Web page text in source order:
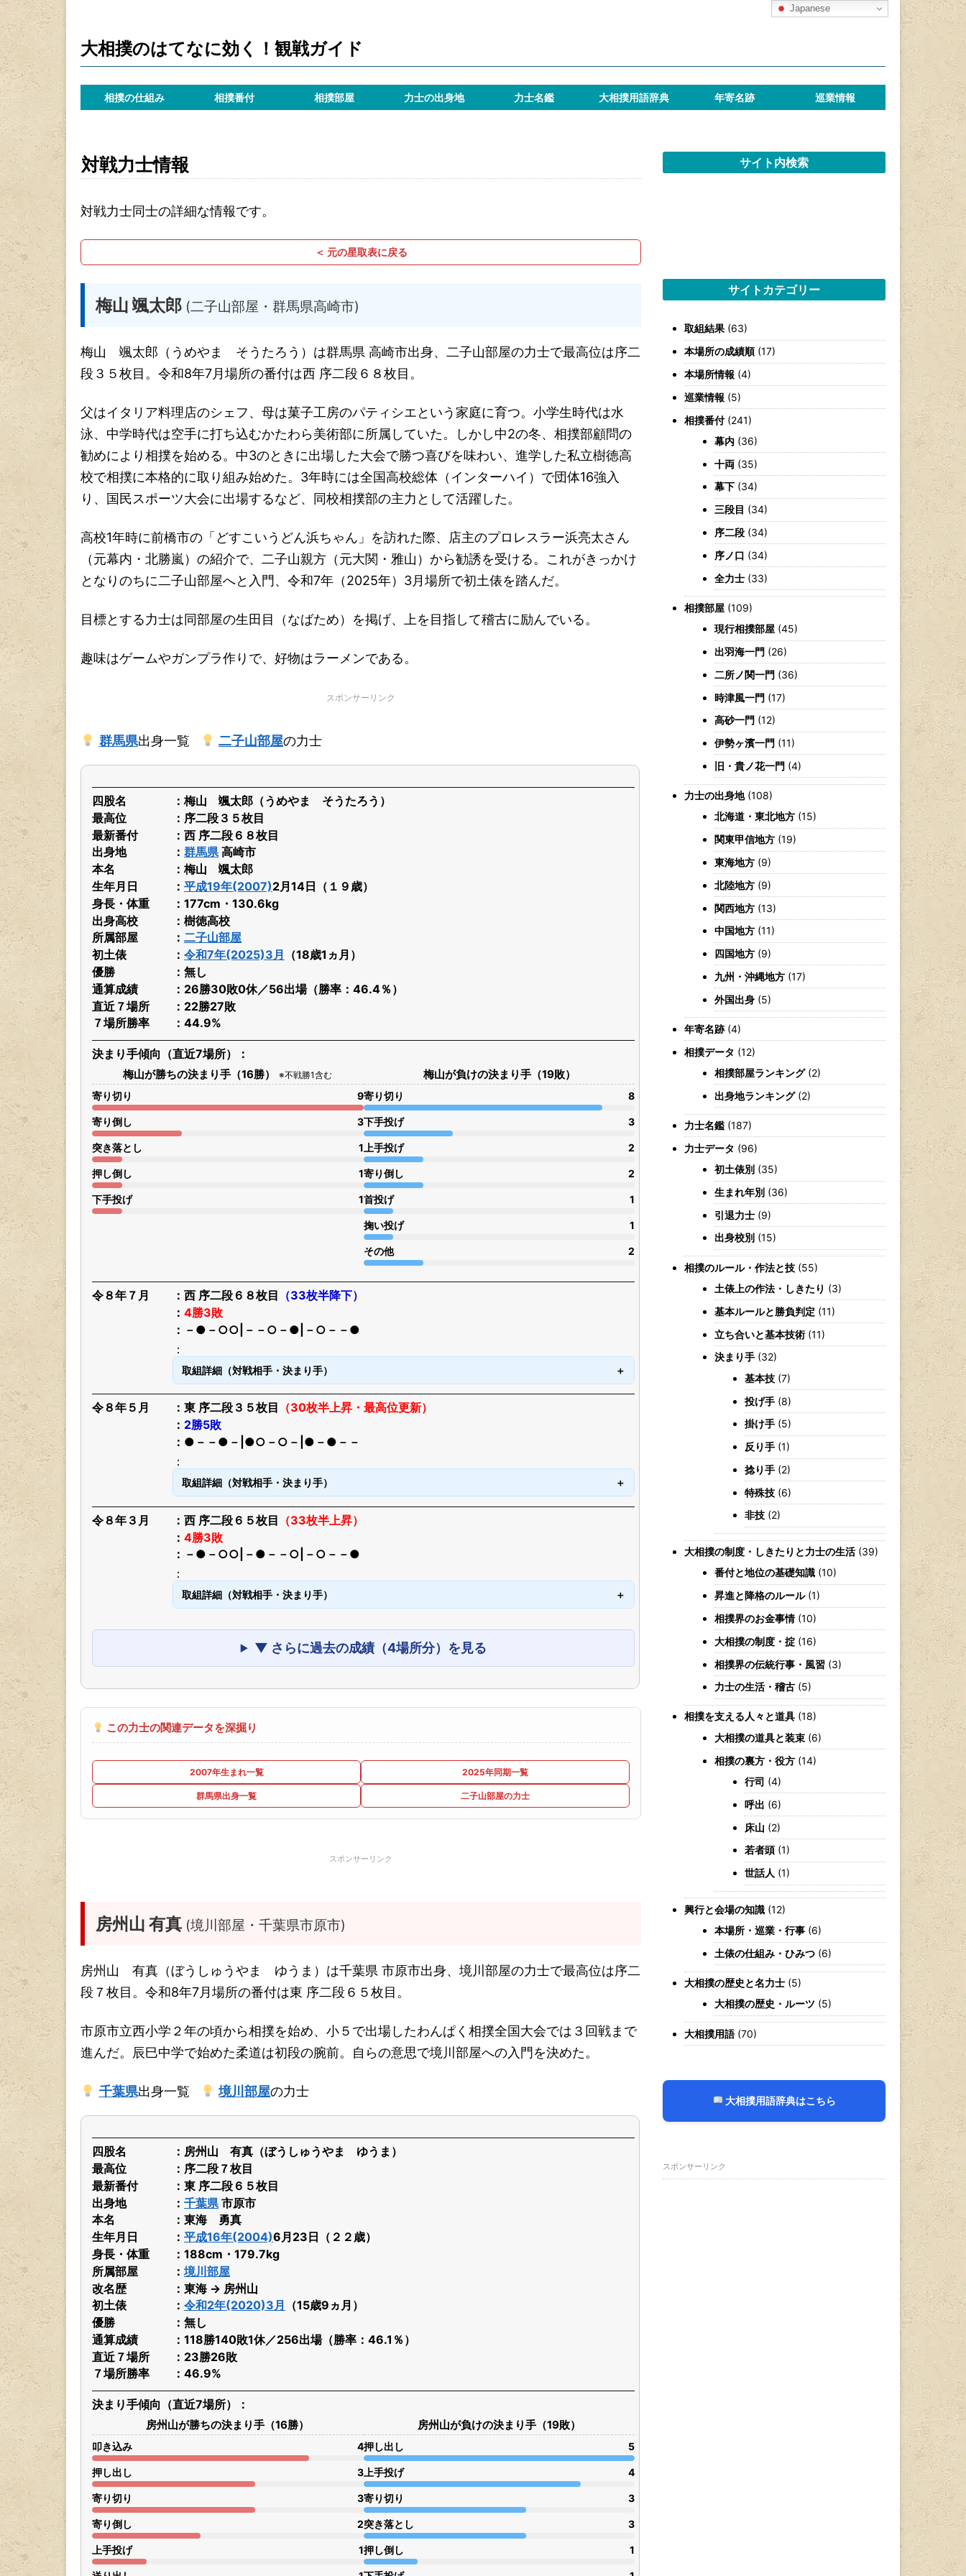
大相撲のはてなに効く！観戦ガイド
相撲の仕組み 相撲番付 相撲部屋 力士の出身地 力士名鑑 大相撲用語辞典 年寄名跡 巡業情報
対戦力士情報
対戦力士同士の詳細な情報です。
＜ 元の星取表に戻る
梅山 颯太郎 (二子山部屋・群馬県高崎市)
梅山 颯太郎（うめやま そうたろう）は群馬県 高崎市出身、二子山部屋の力士で最高位は序二
段３５枚目。令和8年7月場所の番付は西 序二段６８枚目。
父はイタリア料理店のシェフ、母は菓子工房のパティシエという家庭に育つ。小学生時代は水
泳、中学時代は空手に打ち込むかたわら美術部に所属していた。しかし中2の冬、相撲部顧問の
勧めにより相撲を始める。中3のときに出場した大会で勝つ喜びを味わい、進学した私立樹徳高
校で相撲に本格的に取り組み始めた。3年時には全国高校総体（インターハイ）で団体16強入
り、国民スポーツ大会に出場するなど、同校相撲部の主力として活躍した。
高校1年時に前橋市の「どすこいうどん浜ちゃん」を訪れた際、店主のプロレスラー浜亮太さん
（元幕内・北勝嵐）の紹介で、二子山親方（元大関・雅山）から勧誘を受ける。これがきっかけ
となりのちに二子山部屋へと入門、令和7年（2025年）3月場所で初土俵を踏んだ。
目標とする力士は同部屋の生田目（なばため）を掲げ、上を目指して稽古に励んでいる。
趣味はゲームやガンプラ作りで、好物はラーメンである。
スポンサーリンク
群馬県出身一覧 二子山部屋の力士
四股名
梅山 颯太郎（うめやま そうたろう）
最高位
序二段３５枚目
最新番付
西 序二段６８枚目
出身地
群馬県高崎市
本名
梅山 颯太郎
生年月日
平成19年(2007)2月14日（１９歳）
身長・体重
177cm・130.6kg
出身高校
樹徳高校
所属部屋
二子山部屋
初土俵
令和7年(2025)3月
（18歳1ヵ月）
優勝
無し
通算成績
26勝30敗0休／56出場（勝率：46.4％）
直近７場所
22勝27敗
７場所勝率
44.9%
決まり手傾向（直近7場所）
梅山が勝ちの決まり手（16勝） ※不戦勝1含む
寄り切り 9
寄り倒し 3
突き落とし 1
押し倒し 1
下手投げ 1
梅山が負けの決まり手（19敗）
寄り切り 8
下手投げ 3
上手投げ 2
寄り倒し 2
首投げ 1
掬い投げ 1
その他 2
令８年７月 西 序二段６８枚目 （33枚半降下）
4勝3敗
－●－○○|－－○－●|－○－－●
取組詳細（対戦相手・決まり手）
令８年５月 東 序二段３５枚目 （30枚半上昇・最高位更新）
2勝5敗
●－－●－|●○－○－|●－●－－
取組詳細（対戦相手・決まり手）
令８年３月 西 序二段６５枚目 （33枚半上昇）
4勝3敗
－●－○○|－●－－○|－○－－●
取組詳細（対戦相手・決まり手）
▼ さらに過去の成績（4場所分）を見る
この力士の関連データを深掘り
2007年生まれ一覧 2025年同期一覧
群馬県出身一覧 二子山部屋の力士
スポンサーリンク
房州山 有真 (境川部屋・千葉県市原市)
房州山 有真（ぼうしゅうやま ゆうま）は千葉県 市原市出身、境川部屋の力士で最高位は序二
段７枚目。令和8年7月場所の番付は東 序二段６５枚目。
市原市立西小学２年の頃から相撲を始め、小５で出場したわんぱく相撲全国大会では３回戦まで
進んだ。辰巳中学で始めた柔道は初段の腕前。自らの意思で境川部屋への入門を決めた。
千葉県出身一覧 境川部屋の力士
四股名
房州山 有真（ぼうしゅうやま ゆうま）
最高位
序二段７枚目
最新番付
東 序二段６５枚目
出身地
千葉県 市原市
本名
東海 勇真
生年月日
平成16年(2004)6月23日（２２歳）
身長・体重
188cm・179.7kg
所属部屋
境川部屋
改名歴
東海 → 房州山
初土俵
令和2年(2020)3月
（15歳9ヵ月）
優勝
無し
通算成績
118勝140敗1休／256出場（勝率：46.1％）
直近７場所
23勝26敗
７場所勝率
46.9%
決まり手傾向（直近7場所）
房州山が勝ちの決まり手（16勝）
叩き込み 4
押し出し 3
寄り切り 3
寄り倒し 2
上手投げ 1
房州山が負けの決まり手（19敗）
押し出し 5
上手投げ 4
寄り切り 3
突き落とし 3
押し倒し 1
サイト内検索
サイトカテゴリー
取組結果 (63)
本場所の成績順(17)
本場所情報 (4)
巡業情報 (5)
相撲番付(241)
幕内 (36)
十両 (35)
幕下 (34)
三段目 (34)
序二段 (34)
序ノ口 (34)
全力士 (33)
相撲部屋 (109)
現行相撲部屋 (45)
出羽海一門 (26)
二所ノ関一門 (36)
時津風一門 (17)
高砂一門 (12)
伊勢ヶ濱一門 (11)
旧・貴ノ花一門 (4)
力士の出身地(108)
北海道・東北地方 (15)
関東甲信地方 (19)
東海地方 (9)
北陸地方 (9)
関西地方 (13)
中国地方 (11)
四国地方 (9)
九州・沖縄地方 (17)
外国出身 (5)
年寄名跡(4)
相撲データ (12)
相撲部屋ランキング(2)
出身地ランキング(2)
力士名鑑 (187)
力士データ (96)
初土俵別 (35)
生まれ年別 (36)
引退力士 (9)
出身校別 (15)
相撲のルール・作法と技 (55)
土俵上の作法・しきたり (3)
基本ルールと勝負判定 (11)
立ち合いと基本技術 (11)
決まり手 (32)
基本技 (7)
投げ手 (8)
掛け手 (5)
反り手 (1)
捻り手 (2)
特殊技 (6)
非技 (2)
大相撲の制度・しきたりと力士の生活 (39)
番付と地位の基礎知識 (10)
昇進と降格のルール(1)
相撲界のお金事情(10)
大相撲の制度・掟 (16)
相撲界の伝統行事・風習 (3)
力士の生活・稽古 (5)
相撲を支える人々と道具 (18)
大相撲の道具と装束 (6)
相撲の裏方・役方 (14)
行司 (4)
呼出 (6)
床山 (2)
若者頭 (1)
世話人 (1)
興行と会場の知識 (12)
本場所・巡業・行事 (6)
土俵の仕組み・ひみつ (6)
大相撲の歴史と名力士 (5)
大相撲の歴史・ルーツ (5)
大相撲用語 (70)
大相撲用語辞典はこちら
スポンサーリンク
Japanese